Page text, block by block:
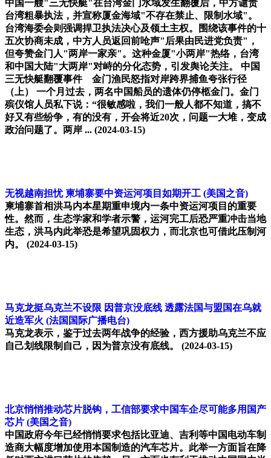
中国一艘"三无快艇"在台湾金门水域发生翻覆后，中方谴责
台湾粗暴执法，并宣称厦金海域"不存在禁止、限制水域"。
台湾海委会则强调捍卫执法决心及领土主权。围绕该事件的十
五次协商未成，中方人员返回前呛声"后果由民进党负责"，
但夸赞金门人"两岸一家亲"。这种金厦"小两岸"热络，台湾
和中国大陆"大两岸"对峙的分化态势，引发舆论关注。 中国
三无快艇翻覆事件 金门渔民怒指对岸跨界捕鱼夸张行径
（上） 一个月过去，两名中国船员的遗体仍停柩金门。金门
殡仪馆人员私下说：“很敏感啦，我们一般人都不知道，搞不
好又有些纷争，有的没有，开会将近20次，问题一大堆，变成
政治问题了。两岸 ... (2024-03-15)
无视越南担忧 柬埔寨要中资运河项目如期开工 (美国之音)
柬埔寨首相洪马内本星期重申境内一条中资运河项目的重要
性。然而，生态学家和学者示警，运河完工后恐严重冲击当地
生态，洪马内此举恐是希望巩固权力，而北京也可借此压制河
内。
(2024-03-15)
马克龙挺乌克兰不设限 因普京没底线 透露法国与盟国在乌就
近造军火 (法国国际广播电台)
马克龙表示，鉴于过去两年战争的经验，西方援助乌克兰不应
自己划线限制自己，因为普京没有底线。 (2024-03-15)
北京悄悄推动芯片脱钩，工信部要求中国车企尽可能多用国产
芯片 (美国之音)
中国政府今年已经悄悄要求包括比亚迪、吉利等中国电动车制
造商大幅度增加使用本国制造的汽车芯片。此举一方面旨在降